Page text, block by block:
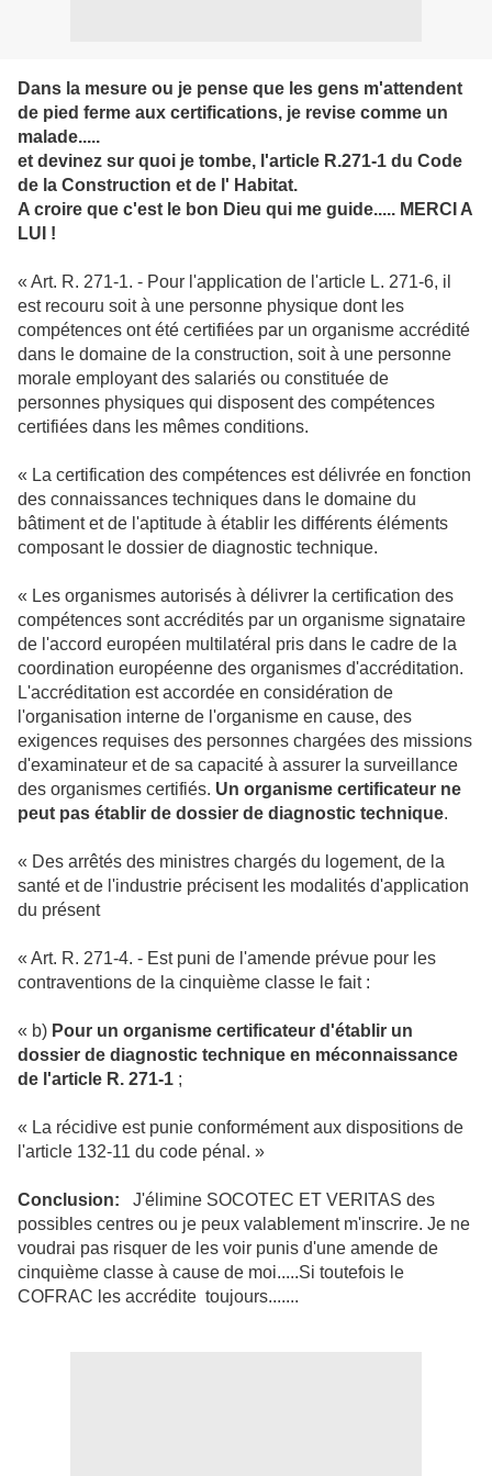
Dans la mesure ou je pense que les gens m'attendent
de pied ferme aux certifications, je revise comme un
malade.....
et devinez sur quoi je tombe, l'article R.271-1 du Code
de la Construction et de l' Habitat.
A croire que c'est le bon Dieu qui me guide..... MERCI A
LUI !
« Art. R. 271-1. - Pour l'application de l'article L. 271-6, il
est recouru soit à une personne physique dont les
compétences ont été certifiées par un organisme accrédité
dans le domaine de la construction, soit à une personne
morale employant des salariés ou constituée de
personnes physiques qui disposent des compétences
certifiées dans les mêmes conditions.
« La certification des compétences est délivrée en fonction
des connaissances techniques dans le domaine du
bâtiment et de l'aptitude à établir les différents éléments
composant le dossier de diagnostic technique.
« Les organismes autorisés à délivrer la certification des
compétences sont accrédités par un organisme signataire
de l'accord européen multilatéral pris dans le cadre de la
coordination européenne des organismes d'accréditation.
L'accréditation est accordée en considération de
l'organisation interne de l'organisme en cause, des
exigences requises des personnes chargées des missions
d'examinateur et de sa capacité à assurer la surveillance
des organismes certifiés. Un organisme certificateur ne
peut pas établir de dossier de diagnostic technique.
« Des arrêtés des ministres chargés du logement, de la
santé et de l'industrie précisent les modalités d'application
du présent
« Art. R. 271-4. - Est puni de l'amende prévue pour les
contraventions de la cinquième classe le fait :
« b) Pour un organisme certificateur d'établir un
dossier de diagnostic technique en méconnaissance
de l'article R. 271-1 ;
« La récidive est punie conformément aux dispositions de
l'article 132-11 du code pénal. »
Conclusion:
J'élimine SOCOTEC ET VERITAS des
possibles centres ou je peux valablement m'inscrire. Je ne
voudrai pas risquer de les voir punis d'une amende de
cinquième classe à cause de moi.....Si toutefois le
COFRAC les accrédite toujours.......